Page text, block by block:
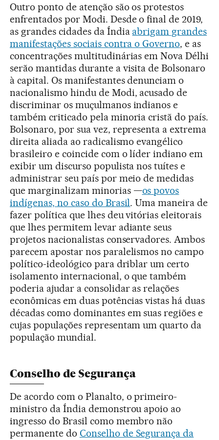
Outro ponto de atenção são os protestos
enfrentados por Modi. Desde o final de 2019,
as grandes cidades da Índia abrigam grandes
manifestações sociais contra o Governo, e as
concentrações multitudinárias em Nova Délhi
serão mantidas durante a visita de Bolsonaro
à capital. Os manifestantes denunciam o
nacionalismo hindu de Modi, acusado de
discriminar os muçulmanos indianos e
também criticado pela minoria cristã do país.
Bolsonaro, por sua vez, representa a extrema
direita aliada ao radicalismo evangélico
brasileiro e coincide com o líder indiano em
exibir um discurso populista nos tuítes e
administrar seu país por meio de medidas
que marginalizam minorias —os povos
indígenas, no caso do Brasil. Uma maneira de
fazer política que lhes deu vitórias eleitorais
que lhes permitem levar adiante seus
projetos nacionalistas conservadores. Ambos
parecem apostar nos paralelismos no campo
político-ideológico para driblar um certo
isolamento internacional, o que também
poderia ajudar a consolidar as relações
econômicas em duas potências vistas há duas
décadas como dominantes em suas regiões e
cujas populações representam um quarto da
população mundial.
Conselho de Segurança
De acordo com o Planalto, o primeiro-
ministro da Índia demonstrou apoio ao
ingresso do Brasil como membro não
permanente do Conselho de Segurança da